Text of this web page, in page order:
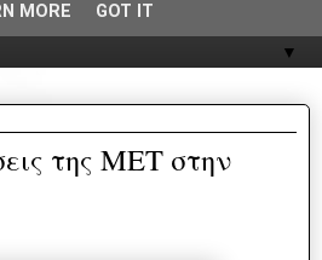
▼
της ΜΕΤ στην
MORE GOT IT